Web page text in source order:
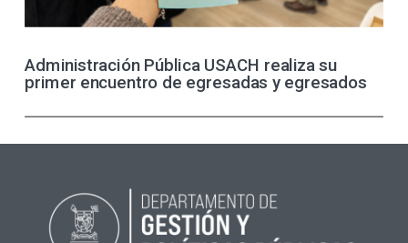
Administración Pública USACH realiza su
primer encuentro de egresadas y egresados